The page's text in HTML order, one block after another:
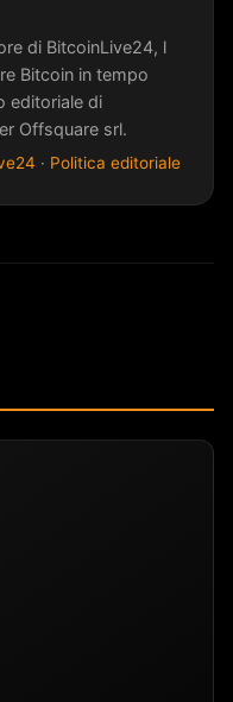
di BitcoinLive24, l
Bitcoin in tempo
editoriale di
Offsquare srl.
· Politica editoriale